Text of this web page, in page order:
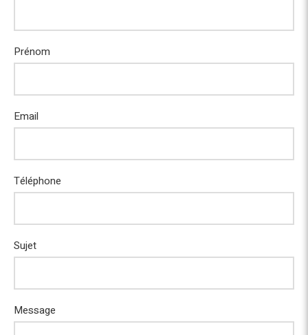
Prénom
Email
Téléphone
Sujet
Message